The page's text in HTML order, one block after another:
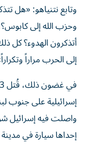
وتابع نتنياهو: «هل
وحزب الله إلى كابوس؟
أتذكرون الهدوء؟ كل
إلى الحرب مراراً
إسرائيلية على جنوب
واصلت فيه إسرائيل
إحداها سيارة في